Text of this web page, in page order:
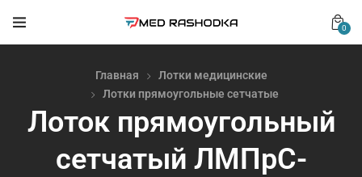
0
Главная
Лотки медицинские
Лотки прямоугольные сетчатые
Лоток прямоугольный
сетчатый ЛМПрС-